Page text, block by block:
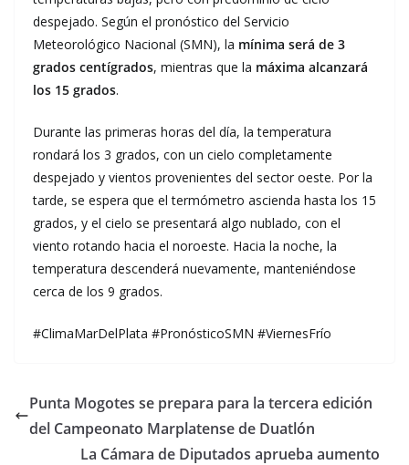
despejado. Según el pronóstico del Servicio
Meteorológico Nacional (SMN), la mínima será de 3
grados centígrados, mientras que la máxima alcanzará
los 15 grados.
Durante las primeras horas del día, la temperatura
rondará los 3 grados, con un cielo completamente
despejado y vientos provenientes del sector oeste. Por la
tarde, se espera que el termómetro ascienda hasta los 15
grados, y el cielo se presentará algo nublado, con el
viento rotando hacia el noroeste. Hacia la noche, la
temperatura descenderá nuevamente, manteniéndose
cerca de los 9 grados.
#ClimaMarDelPlata #PronósticoSMN #ViernesFrío
Punta Mogotes se prepara para la tercera edición
del Campeonato Marplatense de Duatlón
La Cámara de Diputados aprueba aumento